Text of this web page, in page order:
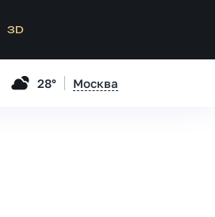
3D
28° Москва